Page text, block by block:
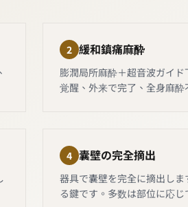
2 緩和鎮痛麻酔
膨潤局所麻酔＋超音波ガイ
覚醒、外来で完了、全身麻酔
4 囊壁の完全摘出
器具で囊壁を完全に摘出し
る鍵です。多数は部位に応